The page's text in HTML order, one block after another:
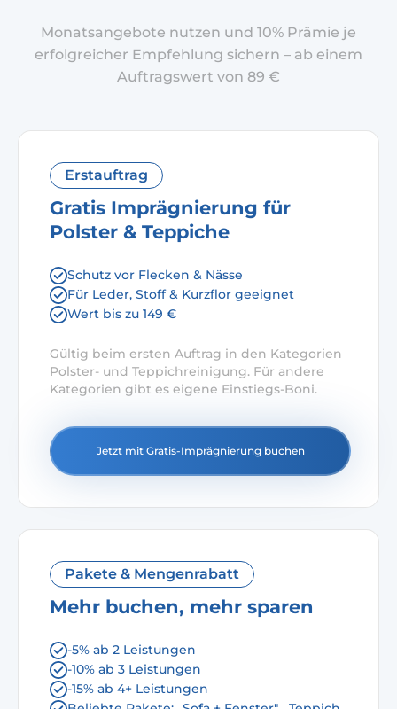
Monatsangebote nutzen und 10% Prämie je
erfolgreicher Empfehlung sichern – ab einem
Auftragswert von 89 €
Erstauftrag
Gratis Imprägnierung für
Polster & Teppiche
Schutz vor Flecken & Nässe
Für Leder, Stoff & Kurzflor geeignet
Wert bis zu 149 €
Gültig beim ersten Auftrag in den Kategorien
Polster- und Teppichreinigung. Für andere
Kategorien gibt es eigene Einstiegs-Boni.
Jetzt mit Gratis-Imprägnierung buchen
Pakete & Mengenrabatt
Mehr buchen, mehr sparen
-5% ab 2 Leistungen
-10% ab 3 Leistungen
-15% ab 4+ Leistungen